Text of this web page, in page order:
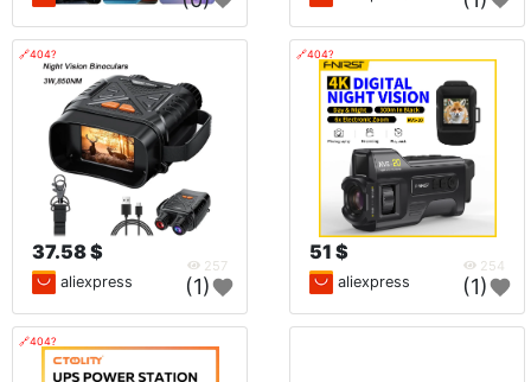
🔗404?
37.58 $
257
aliexpress (1)
🔗404?
51 $
254
aliexpress (1)
🔗404?